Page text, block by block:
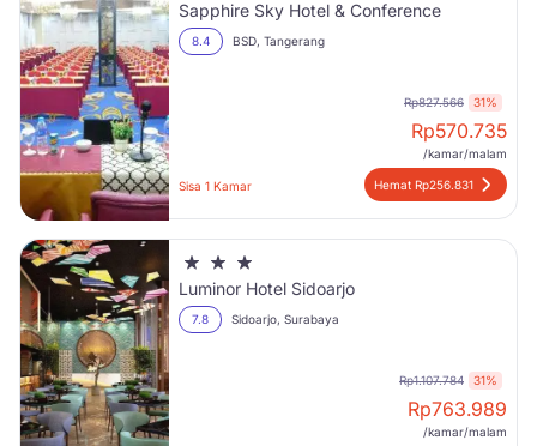
Sapphire Sky Hotel & Conference
8.4 BSD, Tangerang
Rp827.566 31%
Rp570.735
/kamar/malam
Sisa 1 Kamar Hemat Rp256.831
Luminor Hotel Sidoarjo
7.8 Sidoarjo, Surabaya
Rp1.107.784 31%
Rp763.989
/kamar/malam